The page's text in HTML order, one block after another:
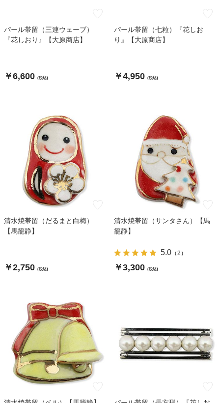
パール帯留（三連ウェーブ）
『花しおり』【大原商店】
￥6,600 (税込)
パール帯留（七粒）『花しお
り』【大原商店】
￥4,950 (税込)
清水焼帯留（だるまと白梅）
【馬籠静】
￥2,750 (税込)
清水焼帯留（サンタさん）【馬
籠静】
5.0（2 ）
￥3,300 (税込)